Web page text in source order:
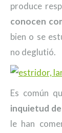
produce
conocen
bien o se
no deglutió.
Es común
inquietud
le han